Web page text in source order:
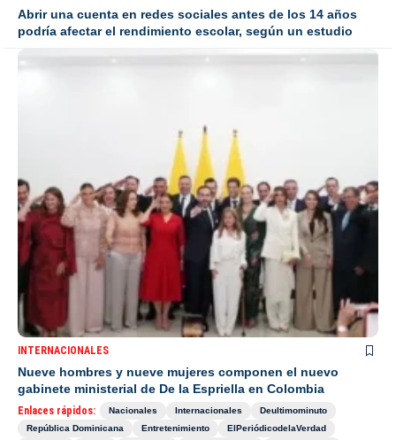
Abrir una cuenta en redes sociales antes de los 14 años
podría afectar el rendimiento escolar, según un estudio
INTERNACIONALES
Nueve hombres y nueve mujeres componen el nuevo
gabinete ministerial de De la Espriella en Colombia
Enlaces rápidos: Nacionales Internacionales
Deultimominuto
República Dominicana
Entretenimiento
ElPeriódicodelaVerdad